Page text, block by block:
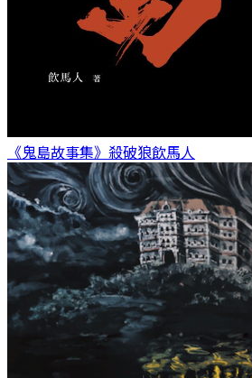
《鬼島故事集》殺破狼飲馬人